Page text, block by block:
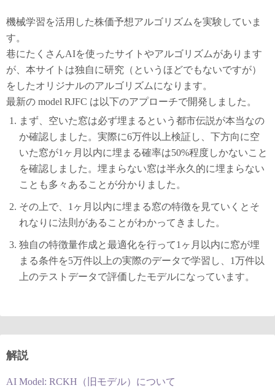
機械学習を活用した株価予想アルゴリズムを実験していま
す。
巷にたくさんAIを使ったサイトやアルゴリズムがあります
が、本サイトは独自に研究（というほどでもないですが）
をしたオリジナルのアルゴリズムになります。
最新の model RJFC は以下のアプローチで開発しました。
まず、空いた窓は必ず埋まるという都市伝説が本当なの
か確認しました。実際に6万件以上検証し、下方向に空
いた窓が1ヶ月以内に埋まる確率は50%程度しかないこと
を確認しました。埋まらない窓は半永久的に埋まらない
ことも多々あることが分かりました。
その上で、1ヶ月以内に埋まる窓の特徴を見ていくとそ
れなりに法則があることがわかってきました。
独自の特徴量作成と最適化を行って1ヶ月以内に窓が埋
まる条件を5万件以上の実際のデータで学習し、1万件以
上のテストデータで評価したモデルになっています。
解説
AI Model: RCKH（旧モデル）について